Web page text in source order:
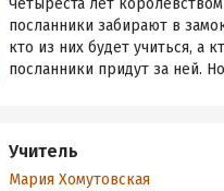
Четыреста лет
посланники забирают в
кто из них будет учиться, а
посланники придут за ней.
Учитель
Мария Хомутовская